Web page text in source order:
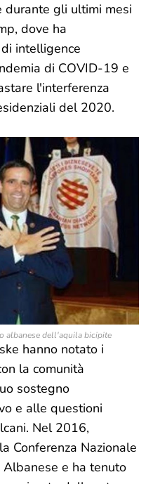
gli ultimi mesi
dove ha
intelligence
di COVID-19 e
l'interferenza
del 2020.
albanese dell'aquila bicipite
hanno notato i
la comunità
sostegno
e alle questioni
Nel 2016,
Conferenza Nazionale
e ha tenuto